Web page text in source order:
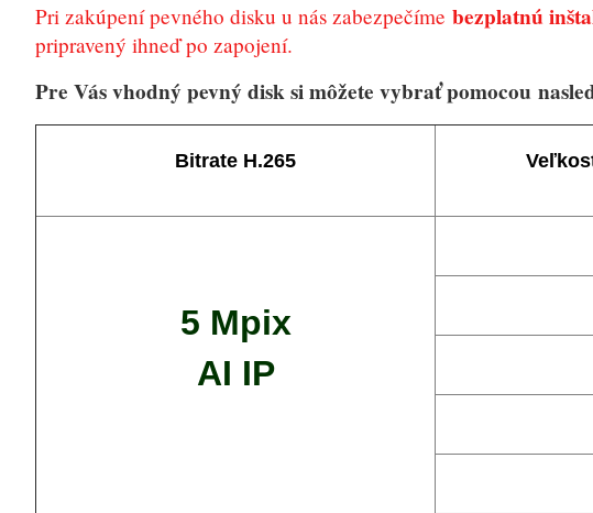
Pri zakúpení pevného disku u nás zabezpečíme bezplatnú
pripravený ihneď po zapojení.
Pre Vás vhodný pevný disk si môžete vybrať pomocou
Bitrate H.265
5 Mpix
AI IP